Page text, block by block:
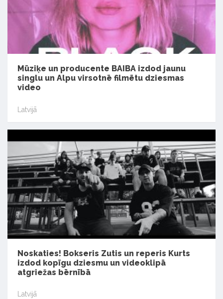
Mūziķe un producente BAIBA izdod jaunu
singlu un Alpu virsotnē filmētu dziesmas
video
Latvijā
Noskaties! Bokseris Zutis un reperis Kurts
izdod kopīgu dziesmu un videoklipā
atgriežas bērnībā
Latvijā